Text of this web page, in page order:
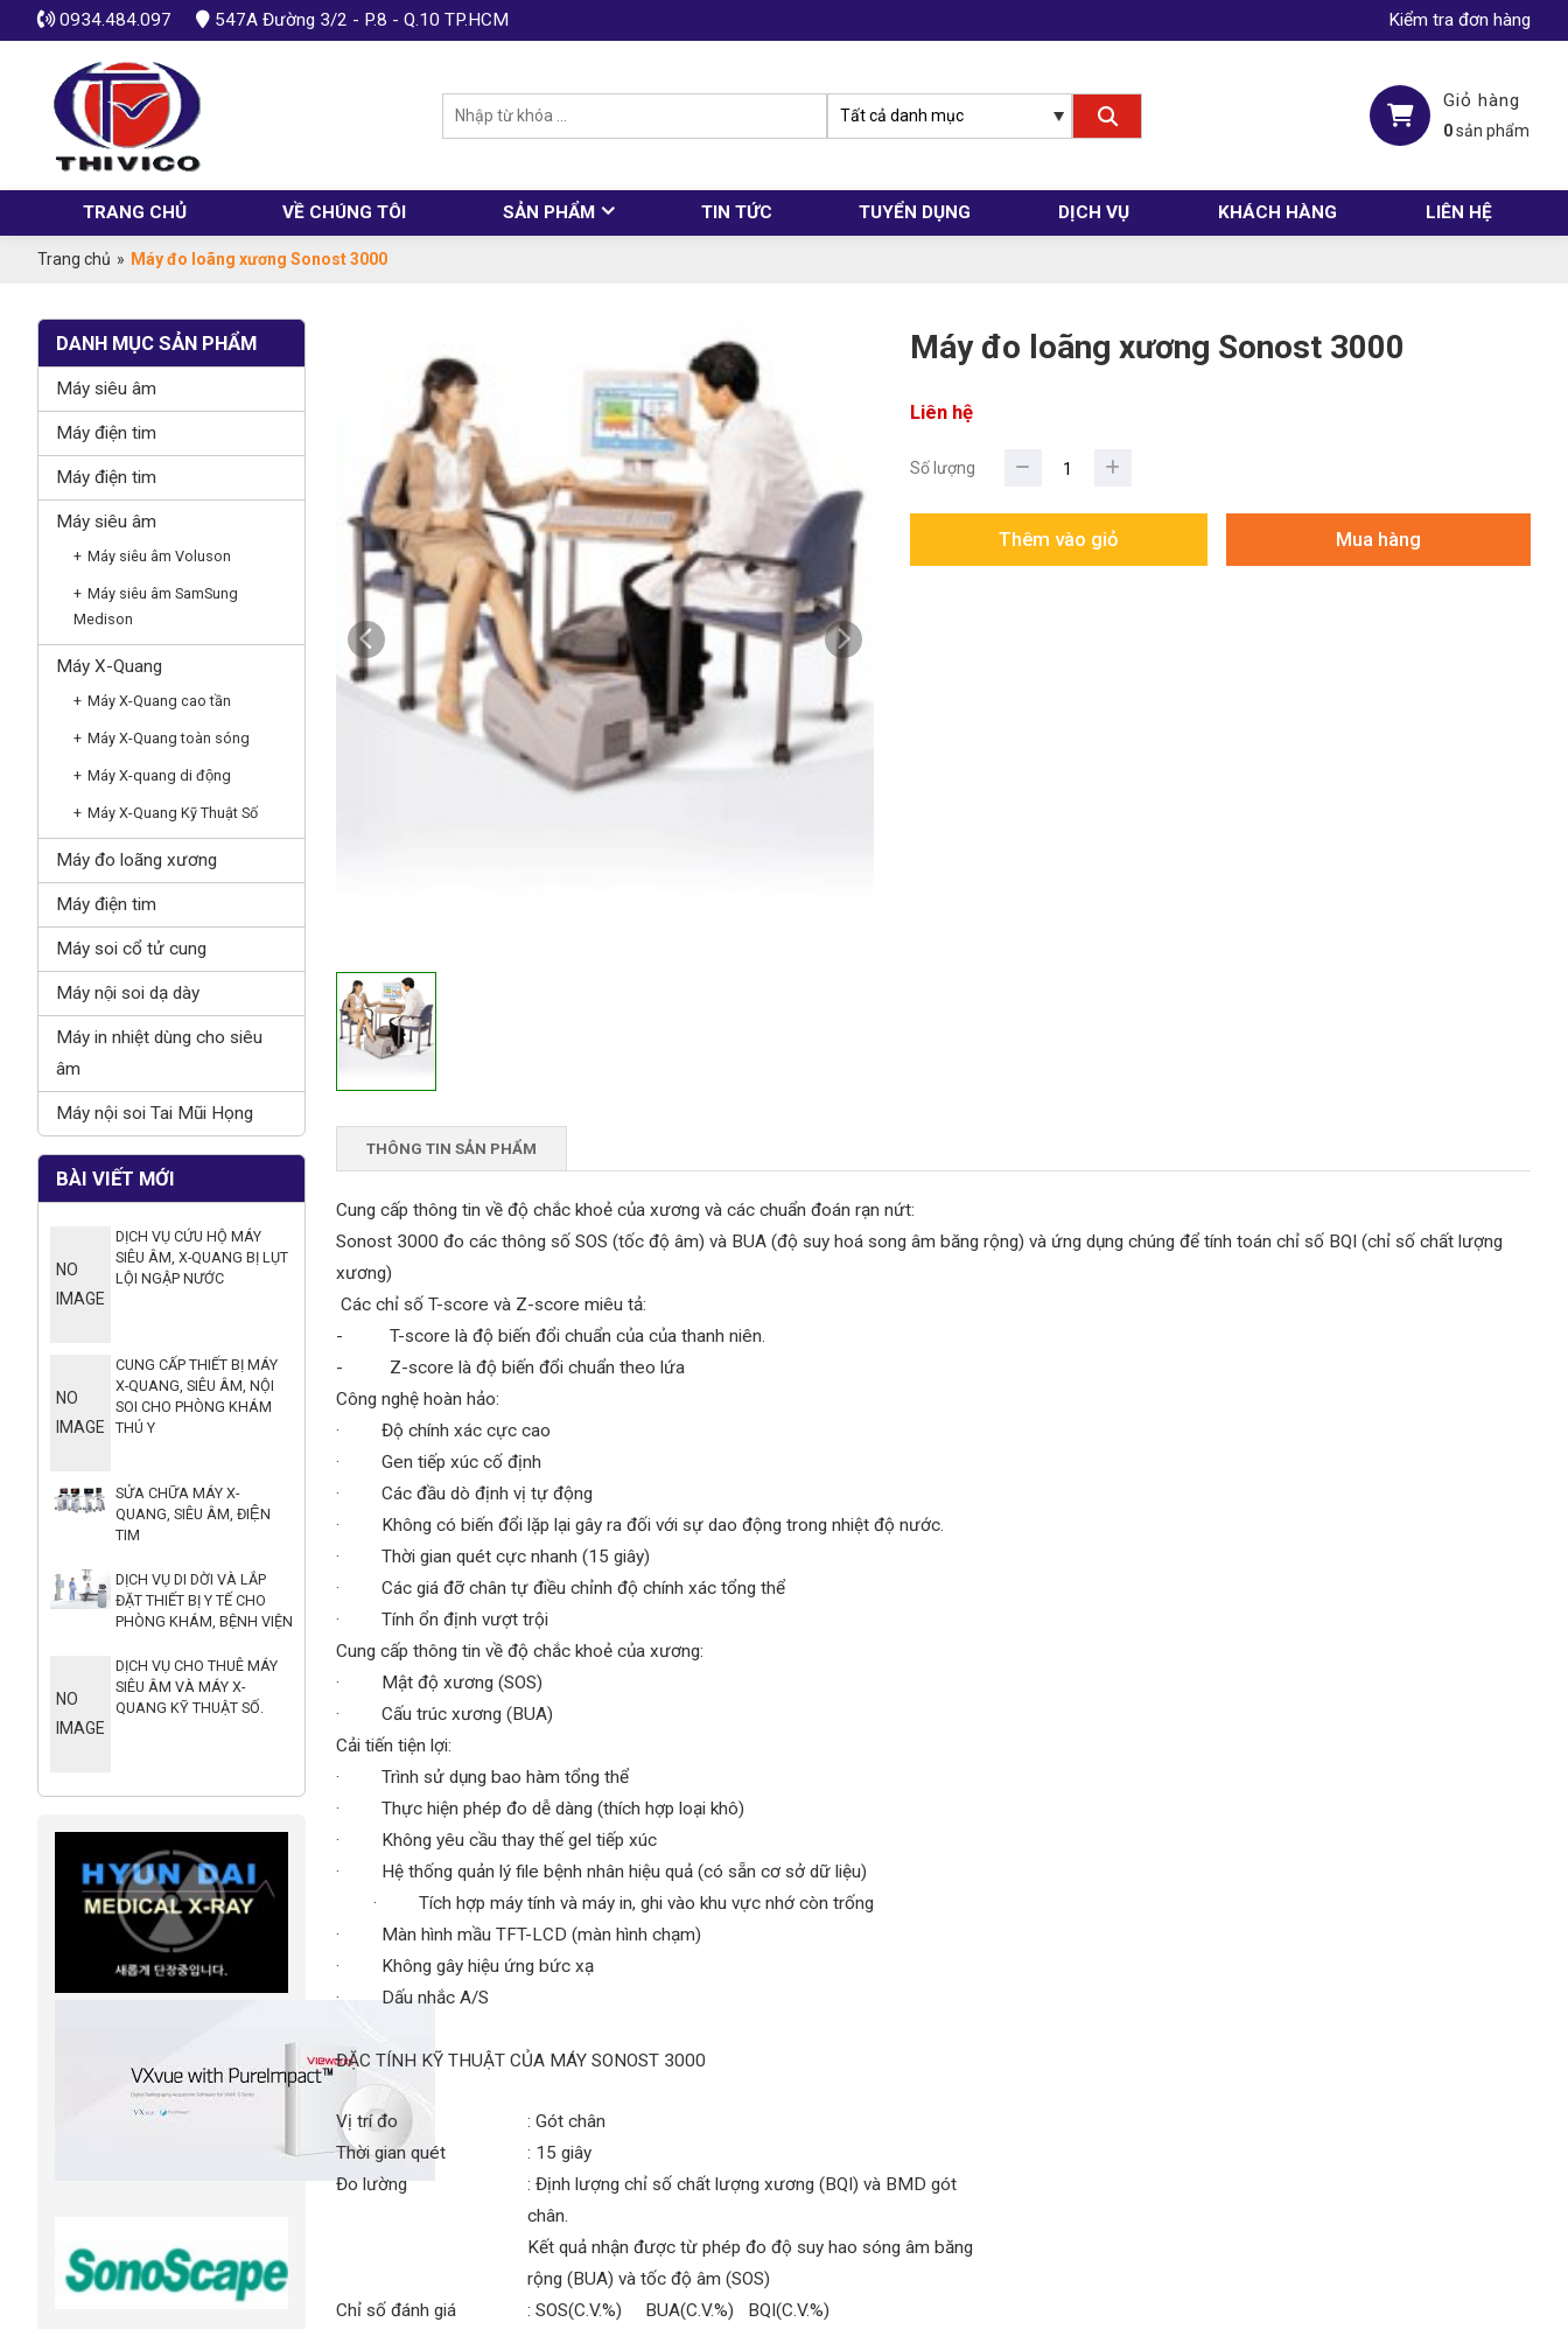
0934.484.097 547A Đường 3/2 - P.8 - Q.10 TP.HCM Kiểm tra đơn hàng
Giỏ hàng
0sản phẩm
TRANG CHỦ VỀ CHÚNG TÔI SẢN PHẨM TIN TỨC TUYỂN DỤNG DỊCH VỤ KHÁCH HÀNG LIÊN HỆ
Trang chủ » Máy đo loãng xương Sonost 3000
DANH MỤC SẢN PHẨM
Máy siêu âm
Máy điện tim
Máy điện tim
Máy siêu âm
Máy siêu âm Voluson
Máy siêu âm SamSung
Medison
Máy X-Quang
Máy X-Quang cao tần
Máy X-Quang toàn sóng
Máy X-quang di động
Máy X-Quang Kỹ Thuật Số
Máy đo loãng xương
Máy điện tim
Máy soi cổ tử cung
Máy nội soi dạ dày
Máy in nhiệt dùng cho siêu
âm
Máy nội soi Tai Mũi Họng
BÀI VIẾT MỚI
NO
IMAGE
DỊCH VỤ CỨU HỘ MÁY
SIÊU ÂM, X-QUANG BỊ LỤT
LỘI NGẬP NƯỚC
NO
IMAGE
CUNG CẤP THIẾT BỊ MÁY
X-QUANG, SIÊU ÂM, NỘI
SOI CHO PHÒNG KHÁM
THÚ Y
SỬA CHỮA MÁY X-
QUANG, SIÊU ÂM, ĐIỆN
TIM
DỊCH VỤ DI DỜI VÀ LẮP
ĐẶT THIẾT BỊ Y TẾ CHO
PHÒNG KHÁM, BỆNH VIỆN
NO
IMAGE
DỊCH VỤ CHO THUÊ MÁY
SIÊU ÂM VÀ MÁY X-
QUANG KỸ THUẬT SỐ.
Máy đo loãng xương Sonost 3000
Liên hệ
Số lượng
THÔNG TIN SẢN PHẨM
Cung cấp thông tin về độ chắc khoẻ của xương và các chuẩn đoán rạn nứt:
Sonost 3000 đo các thông số SOS (tốc độ âm) và BUA (độ suy hoá song âm băng rộng) và ứng dụng chúng để tính toán chỉ số BQI (chỉ số chất lượng
xương)
Các chỉ số T-score và Z-score miêu tả:
- T-score là độ biến đổi chuẩn của của thanh niên.
- Z-score là độ biến đổi chuẩn theo lứa
Công nghệ hoàn hảo:
· Độ chính xác cực cao
· Gen tiếp xúc cố định
· Các đầu dò định vị tự động
· Không có biến đổi lặp lại gây ra đối với sự dao động trong nhiệt độ nước.
· Thời gian quét cực nhanh (15 giây)
· Các giá đỡ chân tự điều chỉnh độ chính xác tổng thể
· Tính ổn định vượt trội
Cung cấp thông tin về độ chắc khoẻ của xương:
· Mật độ xương (SOS)
· Cấu trúc xương (BUA)
Cải tiến tiện lợi:
· Trình sử dụng bao hàm tổng thể
· Thực hiện phép đo dễ dàng (thích hợp loại khô)
· Không yêu cầu thay thế gel tiếp xúc
· Hệ thống quản lý file bệnh nhân hiệu quả (có sẵn cơ sở dữ liệu)
· Tích hợp máy tính và máy in, ghi vào khu vực nhớ còn trống
· Màn hình mầu TFT-LCD (màn hình chạm)
· Không gây hiệu ứng bức xạ
· Dấu nhắc A/S
ĐẶC TÍNH KỸ THUẬT CỦA MÁY SONOST 3000
Vị trí đo
: Gót chân
Thời gian quét
: 15 giây
Đo lường
: Định lượng chỉ số chất lượng xương (BQI) và BMD gót
chân.
Kết quả nhận được từ phép đo độ suy hao sóng âm băng
rộng (BUA) và tốc độ âm (SOS)
Chỉ số đánh giá
: SOS(C.V.%) BUA(C.V.%) BQI(C.V.%)